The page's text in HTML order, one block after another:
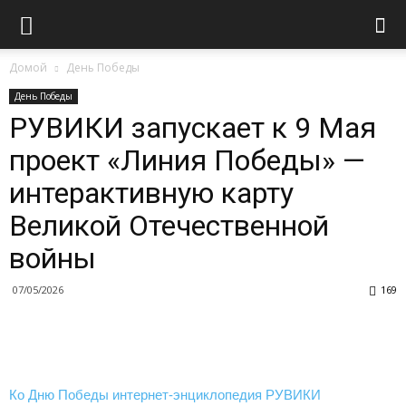
Домой День Победы
День Победы
РУВИКИ запускает к 9 Мая
проект «Линия Победы» —
интерактивную карту
Великой Отечественной
войны
07/05/2026 169
Ко Дню Победы интернет-энциклопедия РУВИКИ